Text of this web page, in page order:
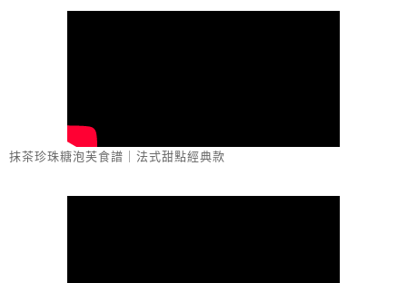
抹茶珍珠糖泡芙食譜｜法式甜點經典款